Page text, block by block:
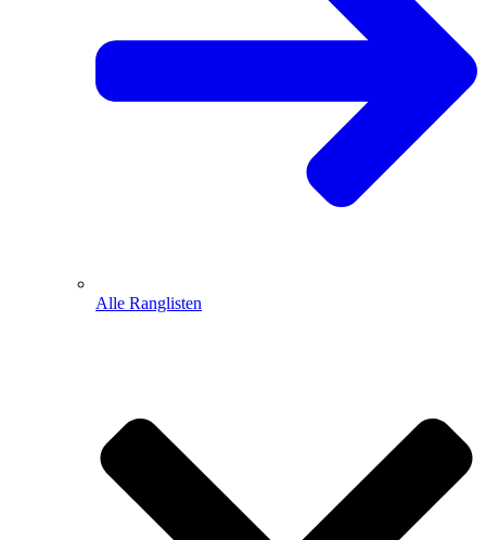
Alle Ranglisten